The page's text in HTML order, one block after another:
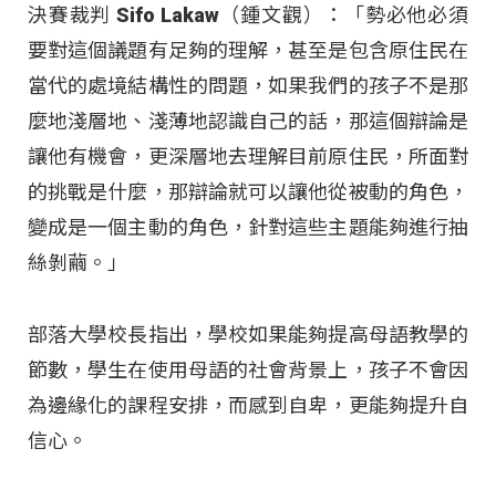
決賽裁判 Sifo Lakaw（鍾文觀）：「勢必他必須
要對這個議題有足夠的理解，甚至是包含原住民在
當代的處境結構性的問題，如果我們的孩子不是那
麼地淺層地、淺薄地認識自己的話，那這個辯論是
讓他有機會，更深層地去理解目前原住民，所面對
的挑戰是什麼，那辯論就可以讓他從被動的角色，
變成是一個主動的角色，針對這些主題能夠進行抽
絲剝繭。」
部落大學校長指出，學校如果能夠提高母語教學的
節數，學生在使用母語的社會背景上，孩子不會因
為邊緣化的課程安排，而感到自卑，更能夠提升自
信心。